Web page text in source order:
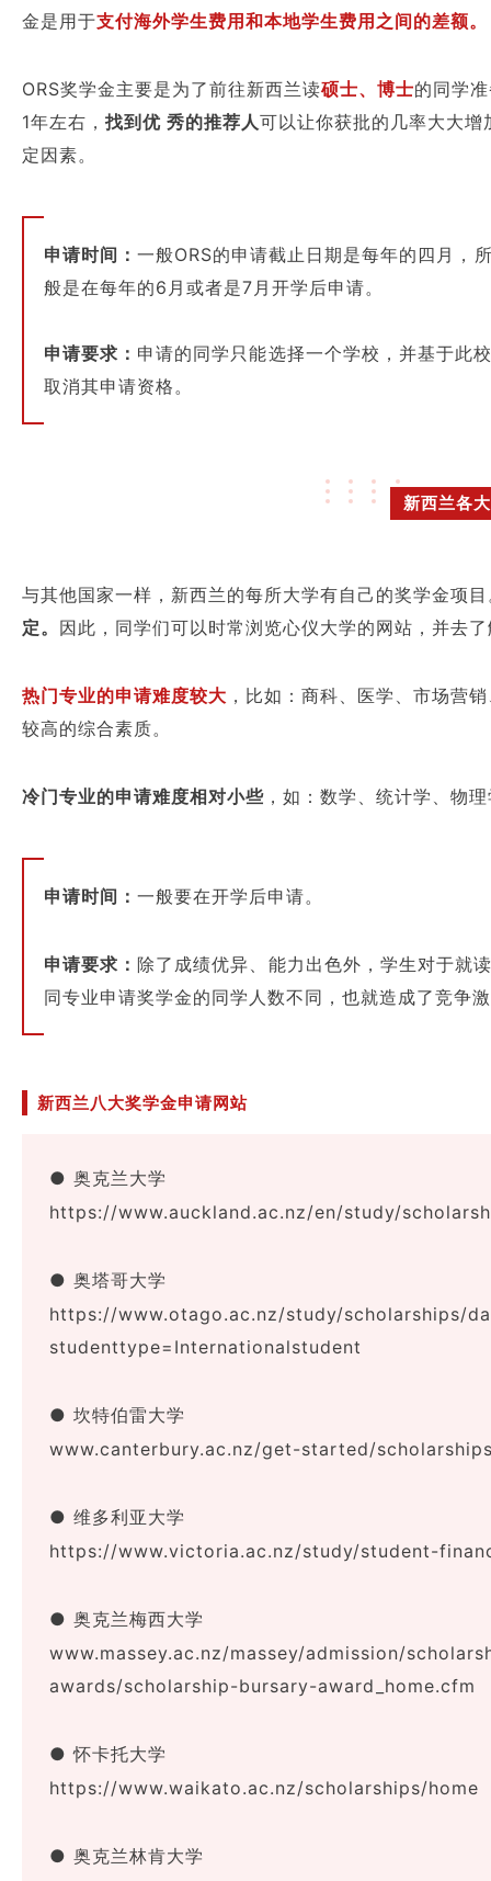
金是用于支付海外学生费用和本地学生费用之间的差额。
ORS奖学金主要是为了前往新西兰读硕士、博士的同学
1年左右， 找到优 秀的推荐人可以让你获批的几率大大
定因素。
申请时间：一般ORS的申请截止日期是每年的四月，
般是在每年的6月或者是7月开学后申请。
申请要求： 申请的同学只能选择一个学校，并基于此
取消其申请资格。
新西兰各
与其他国家一样，新西兰的每所大学有自己的奖学金项
定。 因此，同学们可以时常浏览心仪大学的网站，并去
热门专业的申请难度较大 ，比如：商科、医学、市场营
较高的综合素质。
冷门专业的申请难度相对小些 ，如：数学、统计学、物
申请时间： 一般要在开学后申请。
申请要求： 除了成绩优异、能力出色外，学生对于就
同专业申请奖学金的同学人数不同，也就造成了竞争
新西兰八大奖学金申请网站
● 奥克兰大学
https://www.auckland.ac.nz/en/study/
● 奥塔哥大学
https://www.otago.ac.nz/study/scholarships/
studenttype=Internationalstudent
● 坎特伯雷大学
www.canterbury.ac.nz/get-started/
● 维多利亚大学
https://www.victoria.ac.nz/study/student-
● 奥克兰梅西大学
www.massey.ac.nz/massey/admission/
awards/scholarship-bursary-award_home.cfm
● 怀卡托大学
https://www.waikato.ac.nz/scholarships/home
● 奥克兰林肯大学